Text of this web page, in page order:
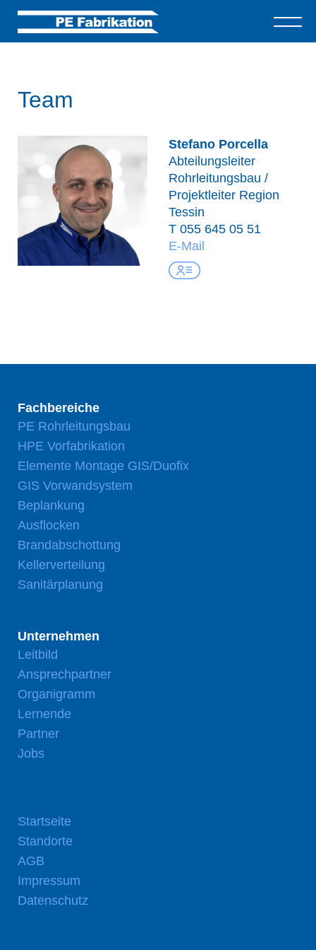
Team
Stefano Porcella
Abteilungsleiter
Rohrleitungsbau /
Projektleiter Region
Tessin
T 055 645 05 51
E-Mail
Fachbereiche
PE Rohrleitungsbau
HPE Vorfabrikation
Elemente Montage GIS/Duofix
GIS Vorwandsystem
Beplankung
Ausflocken
Brandabschottung
Kellerverteilung
Sanitärplanung
Unternehmen
Leitbild
Ansprechpartner
Organigramm
Lernende
Partner
Jobs
Startseite
Standorte
AGB
Impressum
Datenschutz